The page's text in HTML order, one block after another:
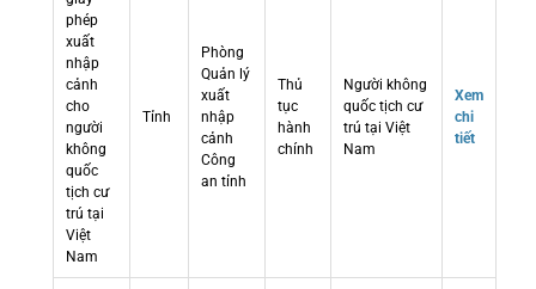
phép
xuất
nhập
cảnh
cho
người
không
quốc
tịch cư
trú tại
Việt
Nam
Tỉnh
Phòng
Quản lý
xuất
nhập
cảnh
Công
an tỉnh
Thủ
tục
hành
chính
Người không
quốc tịch cư
trú tại Việt
Nam
Xem
chi
tiết